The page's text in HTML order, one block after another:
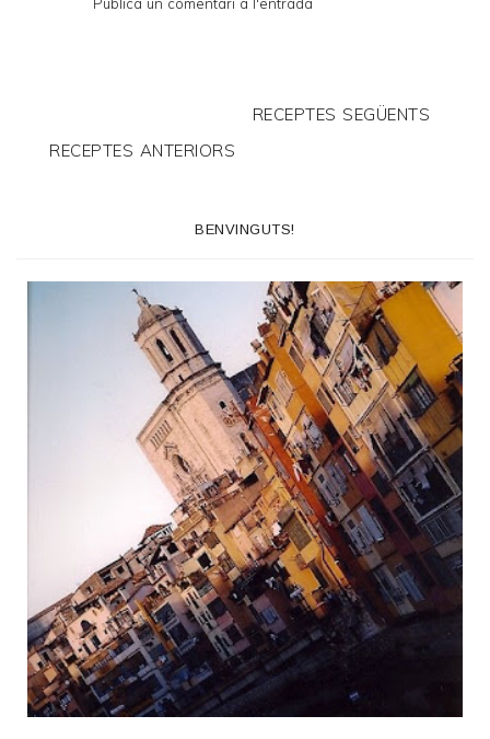
RECEPTES SEGÜENTS
RECEPTES ANTERIORS
BENVINGUTS!